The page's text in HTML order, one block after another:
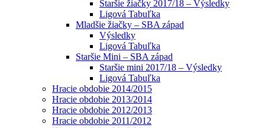
Staršie žiačky 2017/18 – Výsledky
Ligová Tabuľka
Mladšie žiačky – SBA západ
Výsledky
Ligová Tabuľka
Staršie Mini – SBA západ
Staršie mini 2017/18 – Výsledky
Ligová Tabuľka
Hracie obdobie 2014/2015
Hracie obdobie 2013/2014
Hracie obdobie 2012/2013
Hracie obdobie 2011/2012